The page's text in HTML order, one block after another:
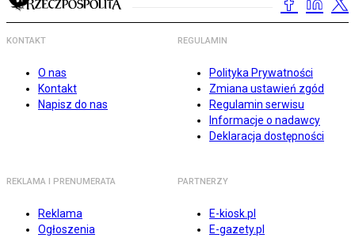
KONTAKT
O nas
Kontakt
Napisz do nas
REGULAMIN
Polityka Prywatności
Zmiana ustawień zgód
Regulamin serwisu
Informacje o nadawcy
Deklaracja dostępności
REKLAMA I PRENUMERATA
Reklama
Ogłoszenia
PARTNERZY
E-kiosk.pl
E-gazety.pl